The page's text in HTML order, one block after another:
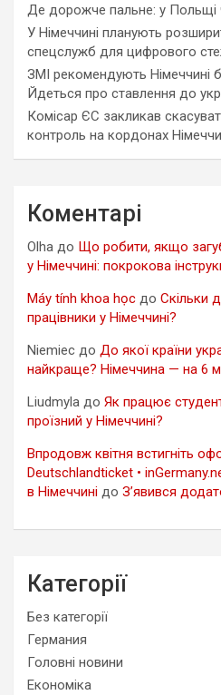
Де дорожче пальне: у Польщі
У Німеччині планують
спецслужб для цифрового
ЗМІ рекомендують Німеччині
Йдеться про ставлення до
Комісар ЄС закликав
контроль на кордонах
Коментарі
Olha до Що робити, якщо
у Німеччині: покрокова
Máy tính khoa học до Скільки
працівники у Німеччині?
Niemiec до До якої країни
найкраще? Німеччина — на 6
Liudmyla до Як працює
проїзний у Німеччині?
Впродовж квітня встигніть
Deutschlandticket •
в Німеччині до З’явився
Категорії
Без категорії
Германия
Головні новини
Економіка